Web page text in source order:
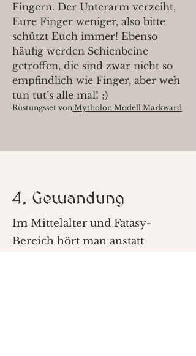
Fingern. Der Unterarm verzeiht,
Eure Finger weniger, also bitte
schützt Euch immer! Ebenso
häufig werden Schienbeine
getroffen, die sind zwar nicht so
empfindlich wie Finger, aber weh
tun tut´s alle mal! ;)
Rüstungsset von Mytholon Modell Markward
4. Gewandung
Im Mittelalter und Fatasy-
Bereich hört man anstatt